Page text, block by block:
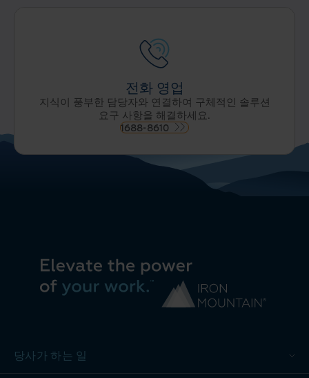
전화 영업
지식이 풍부한 담당자와 연결하여 구체적인 솔루션
요구 사항을 해결하세요.
1688-8610
당사가 하는 일